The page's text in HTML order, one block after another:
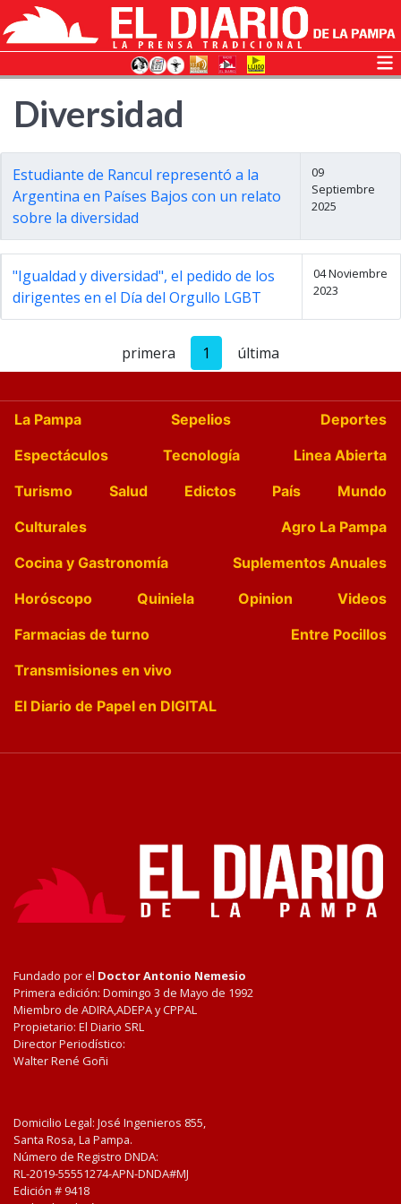
Diversidad
Estudiante de Rancul representó a la
Argentina en Países Bajos con un relato
sobre la diversidad
09
Septiembre
2025
"Igualdad y diversidad", el pedido de los
dirigentes en el Día del Orgullo LGBT
04 Noviembre
2023
primera 1 última
La Pampa Sepelios
Deportes
Espectáculos
Tecnología
Linea Abierta
Turismo
Salud Edictos País
Mundo
Culturales
Agro La Pampa
Cocina y Gastronomía
Suplementos Anuales
Horóscopo
Quiniela Opinion
Videos
Farmacias de turno
Entre Pocillos
Transmisiones en vivo
El Diario de Papel en DIGITAL
Fundado por el Doctor Antonio Nemesio
Primera edición: Domingo 3 de Mayo de 1992
Miembro de ADIRA,ADEPA y CPPAL
Propietario: El Diario SRL
Director Periodístico:
Walter René Goñi
Domicilio Legal: José Ingenieros 855,
Santa Rosa, La Pampa.
Número de Registro DNDA:
RL-2019-55551274-APN-DNDA#MJ
Edición # 9418